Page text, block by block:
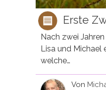
Erste
Nach zwei
Lisa und Michael
welche…
Von